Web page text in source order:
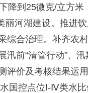
降到25微克/立方米
湖建设。推进饮
综合治理。补齐农
汛前“清管行动”、
评价及考核结果运
国控点位Ⅰ-Ⅳ类水